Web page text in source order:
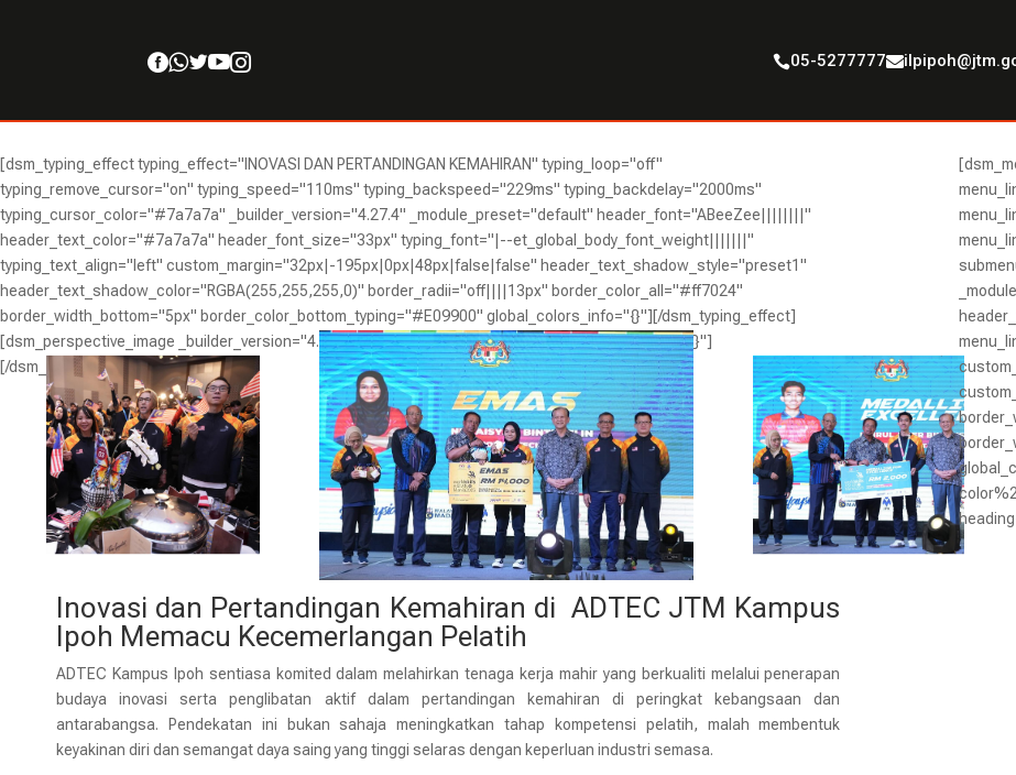
 05-5277777
[dsm_typing_effect typing_effect="INOVASI DAN PERTANDINGAN KEMAHIRAN" typing_loop="off"
typing_remove_cursor="on" typing_speed="110ms" typing_backspeed="229ms" typing_backdelay="2000ms"
typing_cursor_color="#7a7a7a" _builder_version="4.27.4" _module_preset="default" header_font="ABeeZee||||||||"
header_text_color="#7a7a7a" header_font_size="33px" typing_font="|--et_global_body_font_weight|||||||"
typing_text_align="left" custom_margin="32px|-195px|0px|48px|false|false" header_text_shadow_style="preset1"
header_text_shadow_color="RGBA(255,255,255,0)" border_radii="off||||13px" border_color_all="#ff7024"
border_width_bottom="5px" border_color_bottom_typing="#E09900" global_colors_info="{}"][/dsm_typing_effect]
[dsm_perspective_image _builder_version="4.27.4" _module_preset="default" global_colors_info="{}"]
[/dsm_perspective_image]
Inovasi dan Pertandingan Kemahiran di ADTEC JTM Kampus
Ipoh Memacu Kecemerlangan Pelatih
ADTEC Kampus Ipoh sentiasa komited dalam melahirkan tenaga kerja mahir yang berkualiti melalui penerapan
budaya inovasi serta penglibatan aktif dalam pertandingan kemahiran di peringkat kebangsaan dan
antarabangsa. Pendekatan ini bukan sahaja meningkatkan tahap kompetensi pelatih, malah membentuk
keyakinan diri dan semangat daya saing yang tinggi selaras dengan keperluan industri semasa.